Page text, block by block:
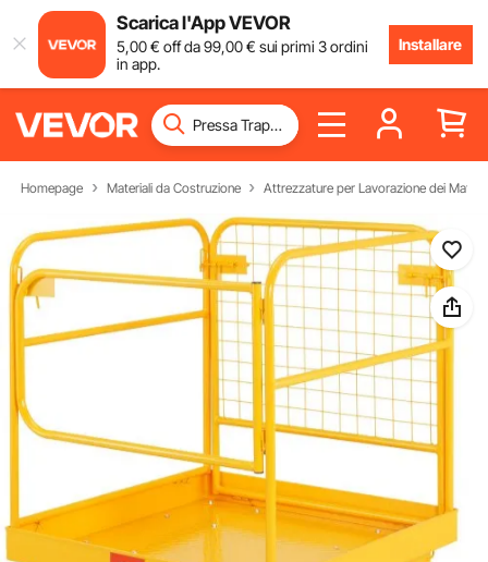
Scarica l'App VEVOR
5,00€ off da99,00€ sui primi 3 ordini
in app.
Installare
Homepage Materiali da Costruzione Attrezzature per Lavorazione dei